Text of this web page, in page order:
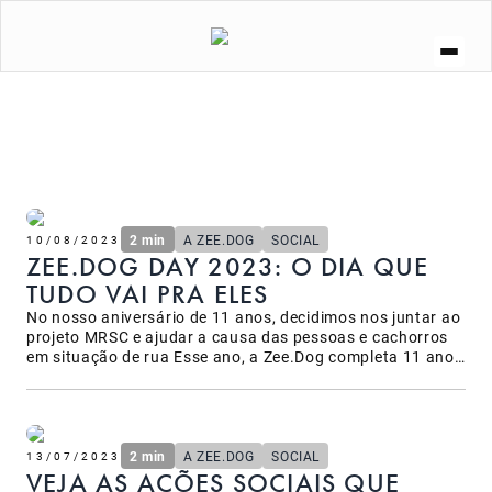
10/08/2023 2 min A ZEE.DOG SOCIAL
ZEE.DOG DAY 2023: O DIA QUE
TUDO VAI PRA ELES
No nosso aniversário de 11 anos, decidimos nos juntar ao
projeto MRSC e ajudar a causa das pessoas e cachorros
em situação de rua Esse ano, a Zee.Dog completa 11 anos
trazer visibilidade para causas que acreditamos. Como
criamos o Zee.Dog Day, uma data para comemorarmos o
nosso aniversário e fazer o bem. Nessa data, todo o
nosso lucro é destinado para um projeto – o dia que nada
13/07/2023 2 min A ZEE.DOG SOCIAL
VEJA AS AÇÕES SOCIAIS QUE